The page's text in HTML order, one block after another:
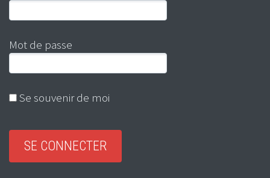
Mot de passe
Se souvenir de moi